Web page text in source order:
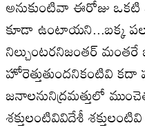
అనుకుంటివా ఈరోజు ఒకటి
కూడా ఉంటాయని...బక్క
నిల్చుంటరనిజంతర్ మంతరే
హోరెత్తుతుందనికంటివి కదా
జనాలనునిద్రమత్తులో
శక్తులంటివివిదేశీ